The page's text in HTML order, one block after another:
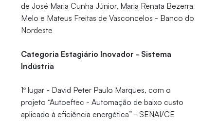
de José Maria Cunha Júnior, Maria Renata Bezerra
Melo e Mateus Freitas de Vasconcelos - Banco do
Nordeste
Categoria Estagiário Inovador - Sistema
Indústria
1º lugar - David Peter Paulo Marques, com o
projeto “Autoeftec - Automação de baixo custo
aplicado à eficiência energética” - SENAI/CE